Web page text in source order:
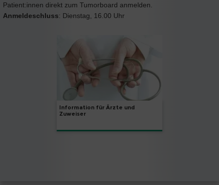
Patient:innen direkt zum Tumorboard anmelden.
Anmeldeschluss: Dienstag, 16.00 Uhr
Information für Ärzte und
Zuweiser